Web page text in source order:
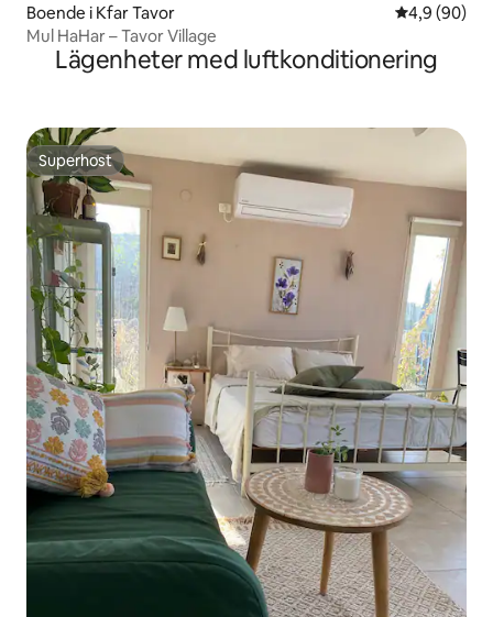
Boende i Kfar Tavor 4,9 av 5 i
4,9 (90)
Mul HaHar – Tavor Village
Lägenheter med luftkonditionering
Superhost
Superhost